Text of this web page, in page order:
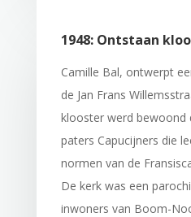
1948: Ontstaan
Camille Bal, ontwerpt
de Jan Frans
klooster werd bewoond
paters Capucijners die
normen van de
De kerk was een
inwoners van Boom-